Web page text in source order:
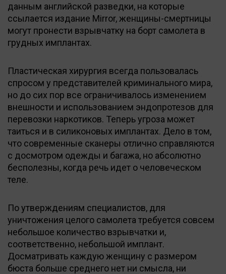
данным английской разведки, на которые
ссылается издание Mirror, женщины-смертницы
могут пронести взрывчатку на борт самолета в
грудных имплантах.
Пластическая хирургия всегда пользовалась
спросом у представителей криминального мира,
но до сих пор все ограничивалось изменением
внешности и использованием эндопротезов для
перевозки наркотиков. Теперь угроза может
таиться и в силиконовых имплантах. Дело в том,
что современные сканеры отлично справляются
с досмотром одежды и багажа, но абсолютно
бесполезны, когда речь идет о человеческом
теле.
По утверждениям специалистов, для
уничтожения целого самолета требуется совсем
небольшое количество взрывчатки и,
соответственно, небольшой имплант.
Досматривать каждую женщину с размером
бюста больше среднего нет ни смысла, ни